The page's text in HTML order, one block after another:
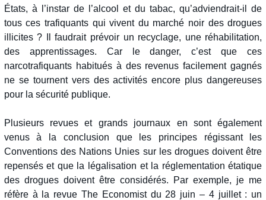
États, à l’instar de l’alcool et du tabac, qu’adviendrait-il de
tous ces trafiquants qui vivent du marché noir des drogues
illicites ? Il faudrait prévoir un recyclage, une réhabilitation,
des apprentissages. Car le danger, c’est que ces
narcotrafiquants habitués à des revenus facilement gagnés
ne se tournent vers des activités encore plus dangereuses
pour la sécurité publique.
Plusieurs revues et grands journaux en sont également
venus à la conclusion que les principes régissant les
Conventions des Nations Unies sur les drogues doivent être
repensés et que la légalisation et la réglementation étatique
des drogues doivent être considérés. Par exemple, je me
réfère à la revue The Economist du 28 juin – 4 juillet : un